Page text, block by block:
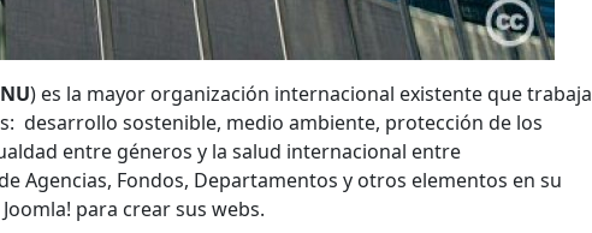
) es la mayor organización internacional existente que trabaja
desarrollo sostenible, medio ambiente, protección de los
entre géneros y la salud internacional entre
Agencias, Fondos, Departamentos y otros elementos en su
para crear sus webs.